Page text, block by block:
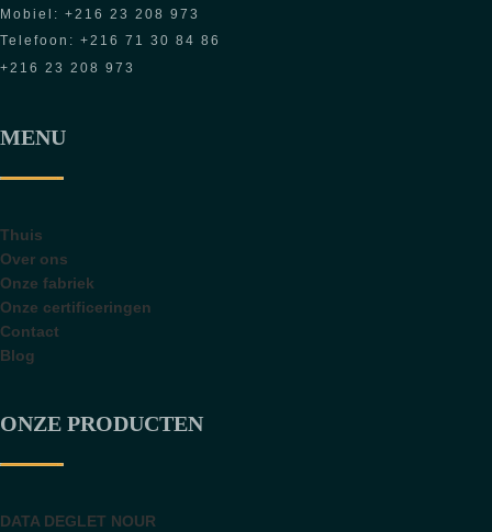
Mobiel: +216 23 208 973
Telefoon: +216 71 30 84 86
+216 23 208 973
MENU
Thuis
Over ons
Onze fabriek
Onze certificeringen
Contact
Blog
ONZE PRODUCTEN
DATA DEGLET NOUR